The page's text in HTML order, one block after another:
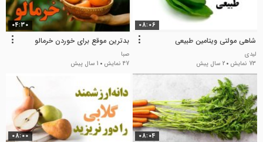
08:06
شاهی مولتی ویتامین طبیعی
لیدی
73 نمایش
2 سال پیش
04:30
بدترین موقع برای خوردن خرمالو
صبا
47 نمایش
1 سال پیش
08:04
08:00